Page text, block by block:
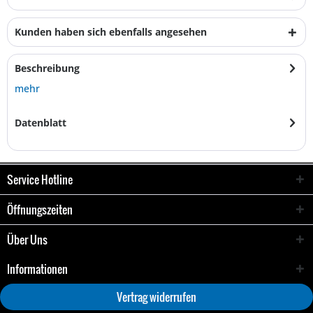
Kunden haben sich ebenfalls angesehen
Beschreibung
mehr
Datenblatt
Service Hotline
Öffnungszeiten
Über Uns
Informationen
Vertrag widerrufen